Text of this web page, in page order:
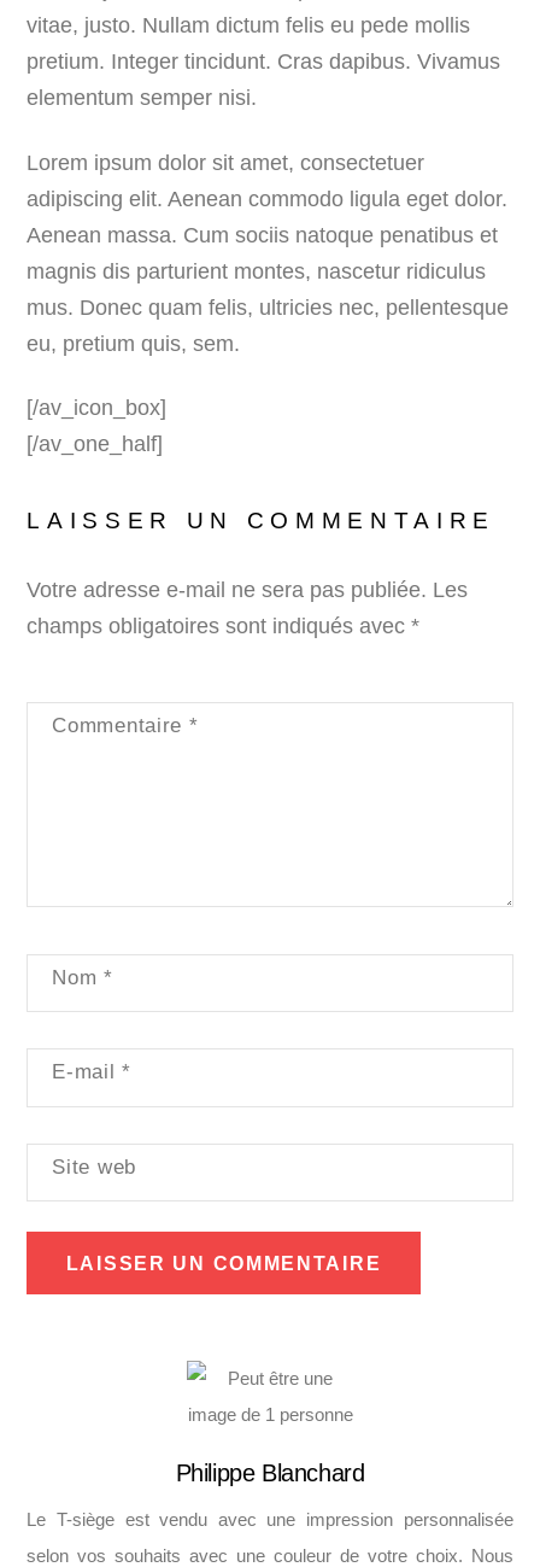
vitae, justo. Nullam dictum felis eu pede mollis
pretium. Integer tincidunt. Cras dapibus. Vivamus
elementum semper nisi.
Lorem ipsum dolor sit amet, consectetuer
adipiscing elit. Aenean commodo ligula eget dolor.
Aenean massa. Cum sociis natoque penatibus et
magnis dis parturient montes, nascetur ridiculus
mus. Donec quam felis, ultricies nec, pellentesque
eu, pretium quis, sem.
[/av_icon_box]
[/av_one_half]
LAISSER UN COMMENTAIRE
Votre adresse e-mail ne sera pas publiée. Les
champs obligatoires sont indiqués avec*
Commentaire *
Nom*
E-mail*
Site web
Philippe Blanchard
Le T-siège est vendu avec une impression personnalisée
selon vos souhaits avec une couleur de votre choix. Nous